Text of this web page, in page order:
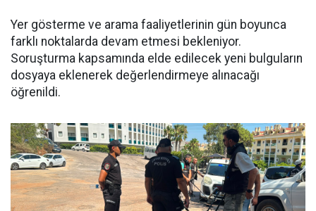
Yer gösterme ve arama faaliyetlerinin gün boyunca
farklı noktalarda devam etmesi bekleniyor.
Soruşturma kapsamında elde edilecek yeni bulguların
dosyaya eklenerek değerlendirmeye alınacağı
öğrenildi.